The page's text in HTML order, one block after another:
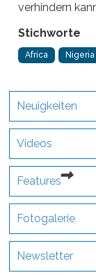
verhindern
Stichworte
Africa Nigeria
Neuigkeiten
Videos
Features
Fotogalerie
Newsletter